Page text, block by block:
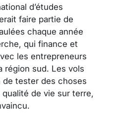
d’études
faire partie de
chaque année
qui finance et
les entrepreneurs
région sud. Les vols
de tester des choses
de vie sur terre,